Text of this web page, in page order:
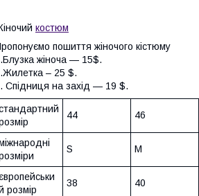
костюм
пошиття жіночого кістюму
жіноча — 15$.
– 25 $.
Спідниця на захід — 19 $.
44 46
S M
розмір
38 40